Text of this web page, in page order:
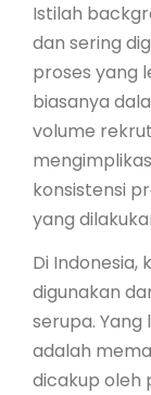
Istilah
dan sering
proses yang
biasanya
volume
konsistensi
yang
Di Indonesia,
digunakan
serupa.
adalah
dicakup oleh